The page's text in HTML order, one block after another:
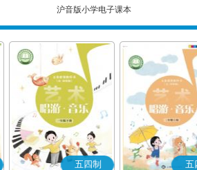
沪音版小学电子课本
五四制 五